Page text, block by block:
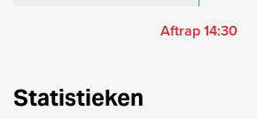
Aftrap 14:30
Statistieken